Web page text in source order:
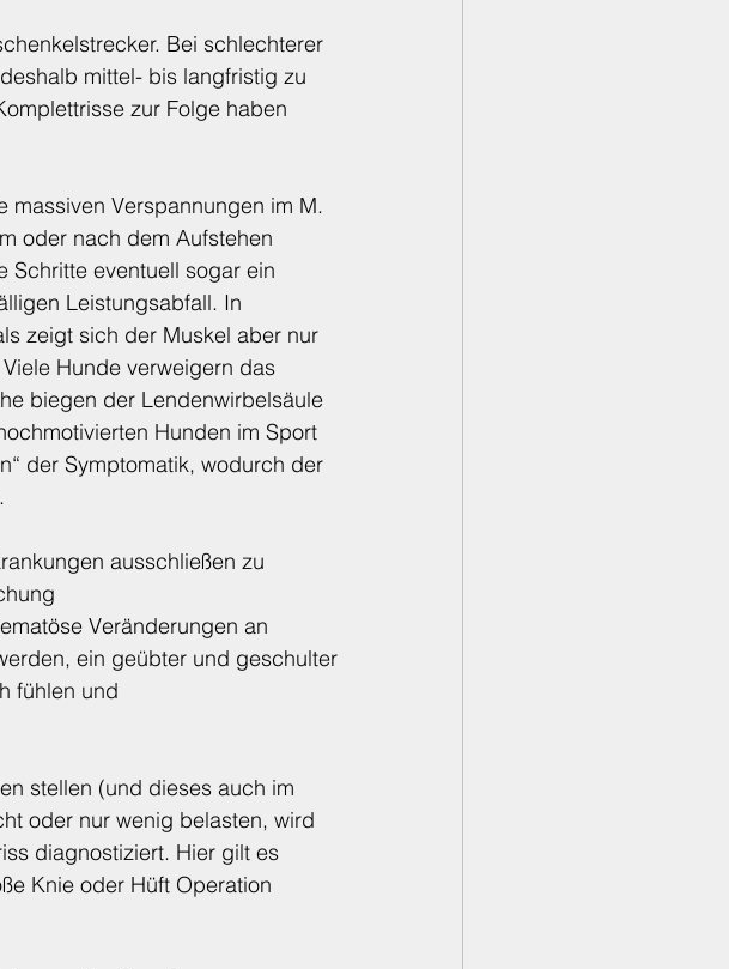
Bei schlechterer
mittel- bis langfristig zu
zur Folge haben
massiven Verspannungen im M.
oder nach dem Aufstehen
Schritte eventuell sogar ein
Leistungsabfall. In
zeigt sich der Muskel aber nur
Hunde verweigern das
biegen der Lendenwirbelsäule
Hunden im Sport
der Symptomatik, wodurch der
ausschließen zu
Veränderungen an
ein geübter und geschulter
fühlen und
stellen (und dieses auch im
oder nur wenig belasten, wird
diagnostiziert. Hier gilt es
Knie oder Hüft Operation